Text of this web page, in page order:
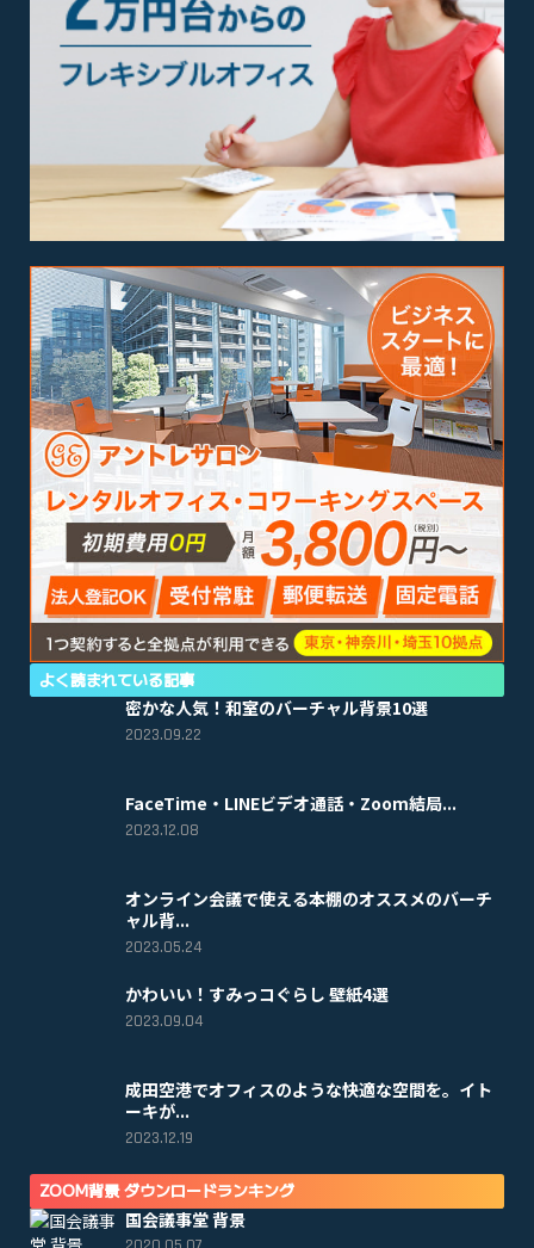
よく読まれている記事
密かな人気！和室のバーチャル背景10選
2023.09.22
FaceTime・LINEビデオ通話・Zoom結局...
2023.12.08
オンライン会議で使える本棚のオススメのバーチ
ャル背...
2023.05.24
かわいい！すみっコぐらし 壁紙4選
2023.09.04
成田空港でオフィスのような快適な空間を。イト
ーキが...
2023.12.19
ZOOM背景 ダウンロードランキング
国会議事堂 背景